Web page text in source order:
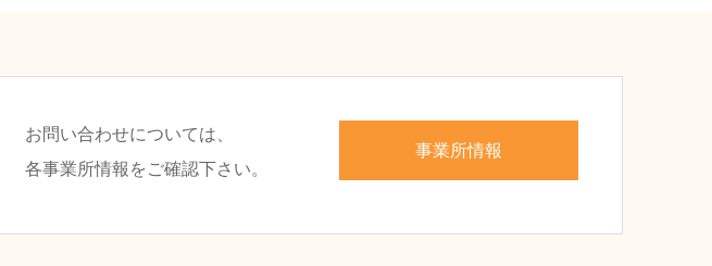
お問い合わせについては、
各事業所情報をご確認下さい。
事業所情報